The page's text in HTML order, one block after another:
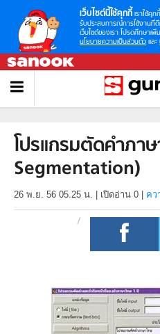
เว็บไซต์นี้ใช้คุกกี้ เราใช้คุก
รับประสบการณ์การใช้งานที่
เว็บไซต์ของเรา โปรดศึกษาเพิ่
นโยบายความเป็นส่วนตัว และ
โปรแกรมตัดคำภา
Segmentation)
26 พ.ย. 56 05.25 น. เปิดอ่าน 0 คว